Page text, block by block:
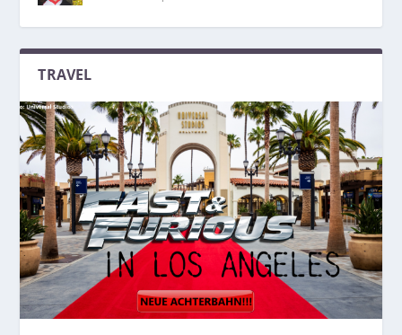
TRAVEL